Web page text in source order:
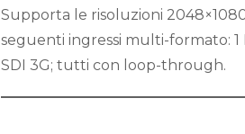
Supporta le risoluzioni
seguenti ingressi multi-formato: 1
SDI 3G; tutti con loop-through.